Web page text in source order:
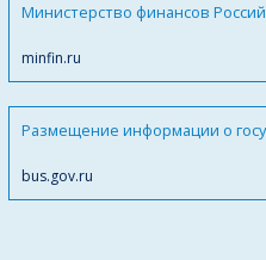
Министерство финансов
minfin.ru
Размещение информации о
bus.gov.ru